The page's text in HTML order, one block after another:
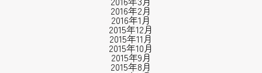
2016年2月
2016年1月
2015年12月
2015年11月
2015年10月
2015年9月
2015年8月